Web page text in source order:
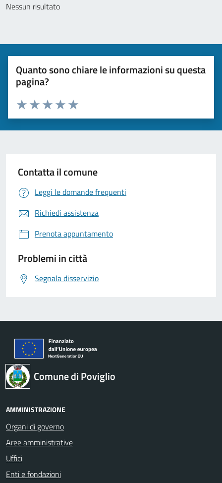
Nessun risultato
Quanto sono chiare le informazioni su questa
pagina?
Valuta 5 stelle su 5
Valuta 4 stelle su 5
Valuta 3 stelle su 5
Valuta 2 stelle su 5
Valuta 1 stelle su 5
Contatta il comune
Leggi le domande frequenti
Richiedi assistenza
Prenota appuntamento
Problemi in città
Segnala disservizio
Comune di Poviglio
AMMINISTRAZIONE
Organi di governo
Aree amministrative
Uffici
Enti e fondazioni